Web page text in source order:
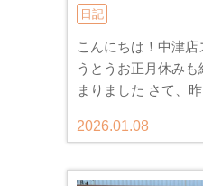
日記
こんにちは！中津
うとうお正月休み
まりました さて、
2026.01.08